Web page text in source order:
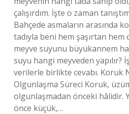
çalışırdım. İşte o zaman
Bahçede asmaların arasında
tadıyla beni hem şaşırtan
meyve suyunu büyükannem
suyu hangi meyveden yapılır?
verilerle birlikte cevabı. Koruk
Olgunlaşma Süreci Koruk,
olgunlaşmadan önceki hâlidir.
önce küçük,…